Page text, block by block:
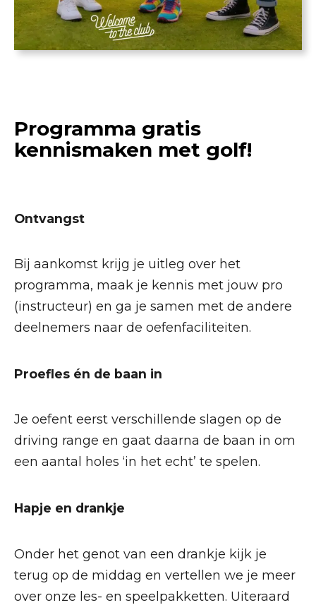
Programma gratis
kennismaken met golf!
Ontvangst
Bij aankomst krijg je uitleg over het
programma, maak je kennis met jouw pro
(instructeur) en ga je samen met de andere
deelnemers naar de oefenfaciliteiten.
Proefles én de baan in
Je oefent eerst verschillende slagen op de
driving range en gaat daarna de baan in om
een aantal holes ‘in het echt’ te spelen.
Hapje en drankje
Onder het genot van een drankje kijk je
terug op de middag en vertellen we je meer
over onze les- en speelpakketten. Uiteraard